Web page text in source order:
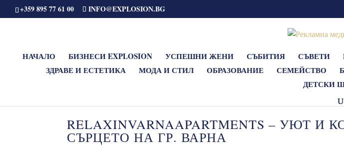
+359 895 77 61 00 INFO@EXPLOSION.BG
НАЧАЛО БИЗНЕСИ EXPLOSION УСПЕШНИ ЖЕНИ СЪБИТИЯ СЪВЕТИ
ЗДРАВЕ И ЕСТЕТИКА
МОДА И СТИЛ ОБРАЗОВАНИЕ СЕМЕЙСТВО
ДЕТСКИ
RELAXINVARNAAPARTMENTS – УЮТ И
СЪРЦЕТО НА ГР. ВАРНА